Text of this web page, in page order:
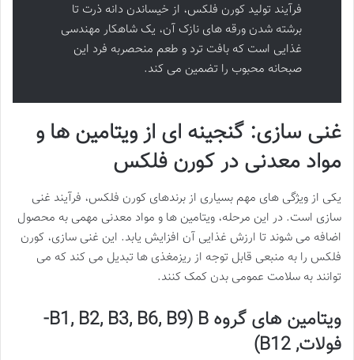
فرآیند تولید کورن فلکس، از خیساندن دانه ذرت تا
برشته شدن ورقه های نازک آن، یک شاهکار مهندسی
غذایی است که بافت ترد و طعم منحصربه فرد این
صبحانه محبوب را تضمین می کند.
غنی سازی: گنجینه ای از ویتامین ها و
مواد معدنی در کورن فلکس
یکی از ویژگی های مهم بسیاری از برندهای کورن فلکس، فرآیند غنی
سازی است. در این مرحله، ویتامین ها و مواد معدنی مهمی به محصول
اضافه می شوند تا ارزش غذایی آن افزایش یابد. این غنی سازی، کورن
فلکس را به منبعی قابل توجه از ریزمغذی ها تبدیل می کند که می
توانند به سلامت عمومی بدن کمک کنند.
ویتامین های گروه B (B1, B2, B3, B6, B9-
فولات, B12)